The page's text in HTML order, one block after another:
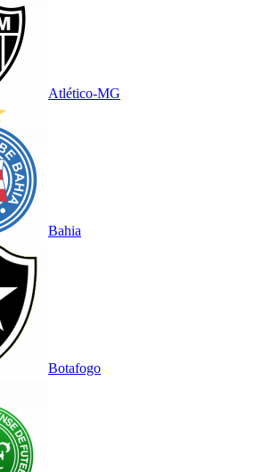
Atlético-MG
Bahia
Botafogo